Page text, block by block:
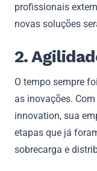
profissionais
novas soluções
2.
O tempo sempre
as inovações.
innovation, sua
etapas que já
sobrecarga e